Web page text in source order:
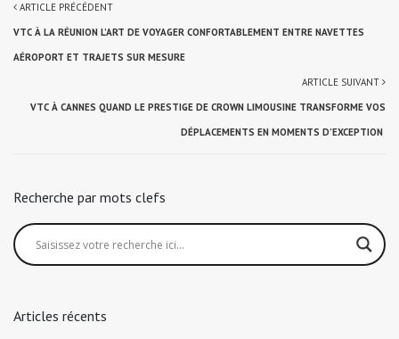
ARTICLE PRÉCÉDENT
VTC À LA RÉUNION L’ART DE VOYAGER CONFORTABLEMENT ENTRE NAVETTES
AÉROPORT ET TRAJETS SUR MESURE
ARTICLE SUIVANT
VTC À CANNES QUAND LE PRESTIGE DE CROWN LIMOUSINE TRANSFORME VOS
DÉPLACEMENTS EN MOMENTS D’EXCEPTION
Recherche par mots clefs
Articles récents